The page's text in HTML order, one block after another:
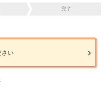
完了
さい